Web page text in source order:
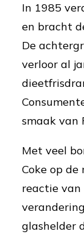
In 1985
en bracht
De
verloor al
smaak van
Met veel
Coke op
reactie van
glashelder